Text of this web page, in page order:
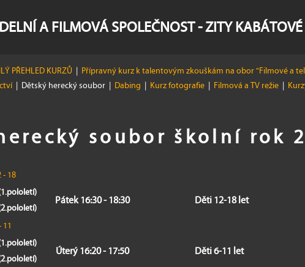
A FILMOVÁ SPOLEČNOST - ZITY KABÁTOVÉ
PŘEHLED KURZŮ | Přípravný kurz k talentovým zkouškám na obor "Filmové a
| Dětský herecký soubor | Dabing | Kurz fotografie | Filmová a TV režie |
soubor školní rok
18
Pátek 16:30 - 18:30 Děti 12-18 let
Úterý 16:20 - 17:50 Děti 6-11 let